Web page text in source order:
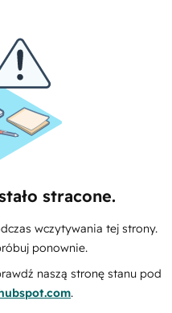
stracone.
wczytywania tej strony.
ponownie.
naszą stronę stanu pod
.